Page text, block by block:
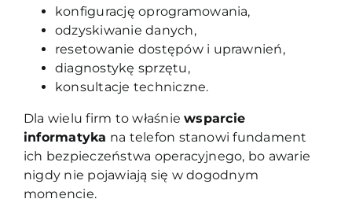
konfigurację oprogramowania,
odzyskiwanie danych,
resetowanie dostępów i uprawnień,
diagnostykę sprzętu,
konsultacje techniczne.
Dla wielu firm to właśniewsparcie
informatyka na telefon stanowi fundament
ich bezpieczeństwa operacyjnego, bo awarie
nigdy nie pojawiają się w dogodnym
momencie.